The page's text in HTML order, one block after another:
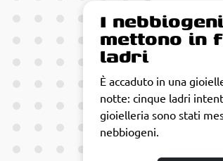
I nebbiogeni
mettono in
ladri
È accaduto in una
notte: cinque ladri
gioielleria sono stati
nebbiogeni.